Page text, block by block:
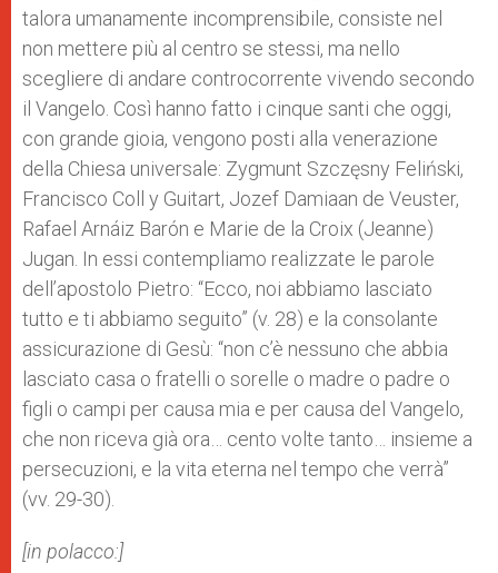
talora umanamente incomprensibile, consiste nel
non mettere più al centro se stessi, ma nello
scegliere di andare controcorrente vivendo secondo
il Vangelo. Così hanno fatto i cinque santi che oggi,
con grande gioia, vengono posti alla venerazione
della Chiesa universale: Zygmunt Szczęsny Feliński,
Francisco Coll y Guitart, Jozef Damiaan de Veuster,
Rafael Arnáiz Barón e Marie de la Croix (Jeanne)
Jugan. In essi contempliamo realizzate le parole
dell’apostolo Pietro: “Ecco, noi abbiamo lasciato
tutto e ti abbiamo seguito” (v. 28) e la consolante
assicurazione di Gesù: “non c’è nessuno che abbia
lasciato casa o fratelli o sorelle o madre o padre o
figli o campi per causa mia e per causa del Vangelo,
che non riceva già ora… cento volte tanto… insieme a
persecuzioni, e la vita eterna nel tempo che verrà”
(vv. 29-30).
[in polacco:]